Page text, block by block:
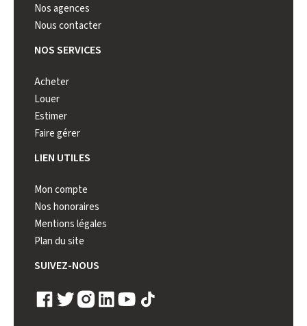
Nos agences
Nous contacter
NOS SERVICES
Acheter
Louer
Estimer
Faire gérer
LIEN UTILES
Mon compte
Nos honoraires
Mentions légales
Plan du site
SUIVEZ-NOUS